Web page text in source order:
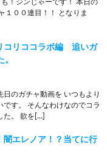
！ジンじゃーです！ 本日の
１００連目！！ となりま
コリココラボ編 追いガ
のガチャ動画を いつもより
です。 そんなわけなのでコラ
た。 欲を[…]
闇エレノア！？当てに行